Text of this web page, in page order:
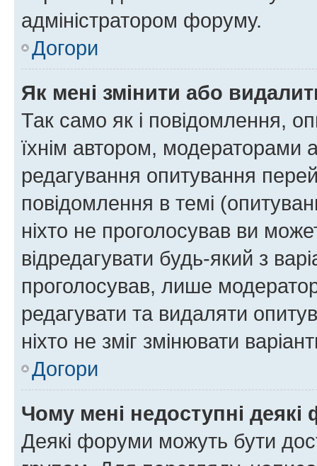
адміністратором форуму.
Догори
Як мені змінити або
Так само як і повідомлення,
їхнім автором, модераторами
редагування опитування
повідомлення в темі
ніхто не проголосував ви
відредагувати будь-який з
проголосував, лише
редагувати та видаляти
ніхто не зміг змінювати
Догори
Чому мені недоступні
Деякі форуми можуть бути